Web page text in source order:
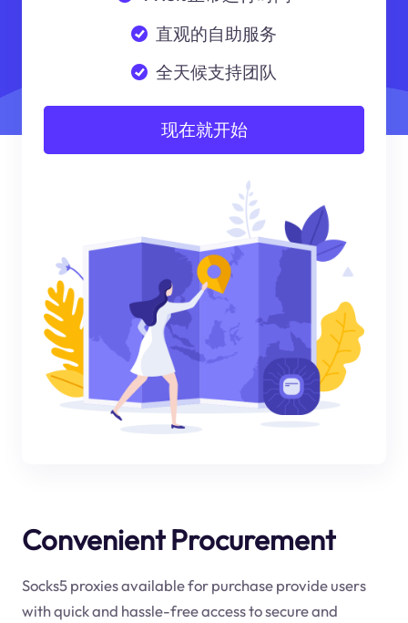
直观的自助服务
全天候支持团队
现在就开始
Convenient Procurement
Socks5 proxies available for purchase provide users
with quick and hassle-free access to secure and